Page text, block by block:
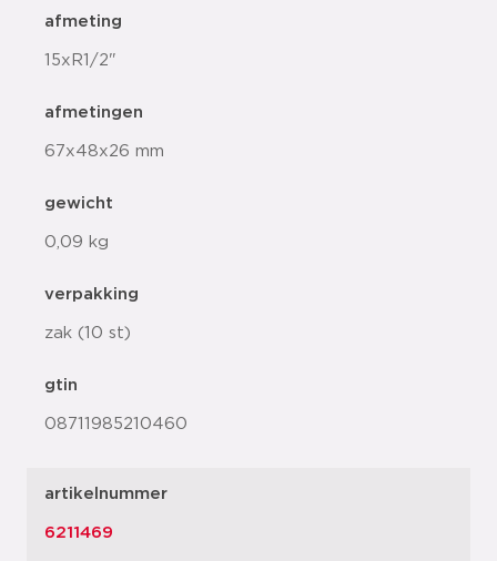
afmeting
15xR1/2"
afmetingen
67x48x26 mm
gewicht
0,09 kg
verpakking
zak (10 st)
gtin
08711985210460
artikelnummer
6211469